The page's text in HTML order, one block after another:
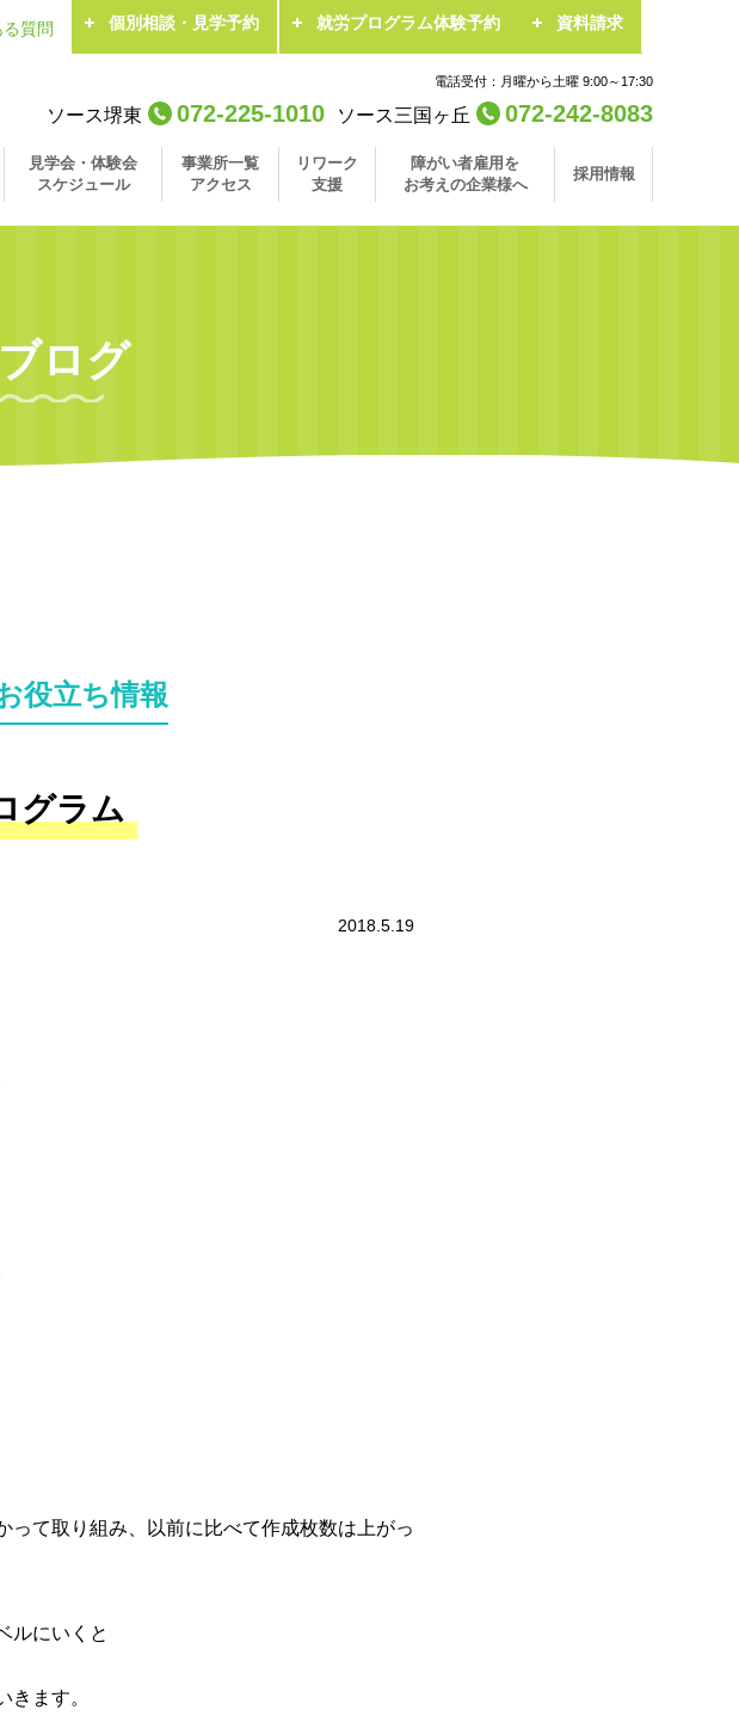
質問 個別相談・見学予約 就労プログラム体験予約 資料請求
電話受付：月曜から土曜 9:00～17:30
ソース三国ヶ丘 072-242-8083
ソース堺東 072-225-1010
見学会・体験会
スケジュール
事業所一覧
アクセス
リワーク
支援
障がい者雇用を
お考えの企業様へ
採用情報
ログ
役立ち情報
グラム
2018.5.19
て取り組み、以前に比べて作成枚数は上がっ
ルにいくと
ます。